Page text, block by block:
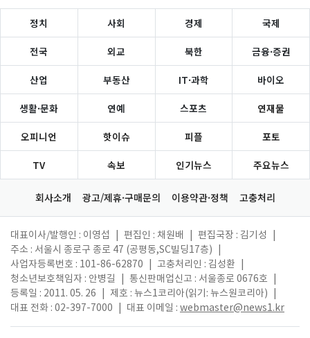
정치 사회 경제 국제
전국 외교 북한 금융·증권
산업 부동산 IT·과학 바이오
생활·문화 연예 스포츠 연재물
오피니언 핫이슈 피플 포토
TV 속보 인기뉴스 주요뉴스
회사소개 광고/제휴·구매문의 이용약관·정책 고충처리
대표이사/발행인 : 이영섭 편집인 : 채원배 편집국장 : 김기성
주소 : 서울시 종로구 종로 47 (공평동,SC빌딩17층)
사업자등록번호 : 101-86-62870
고충처리인 : 김성환
청소년보호책임자 : 안병길
통신판매업신고 : 서울종로 0676호
등록일 : 2011. 05. 26
제호 : 뉴스1코리아(읽기: 뉴스원코리아)
대표 전화 : 02-397-7000
대표 이메일 : webmaster@news1.kr